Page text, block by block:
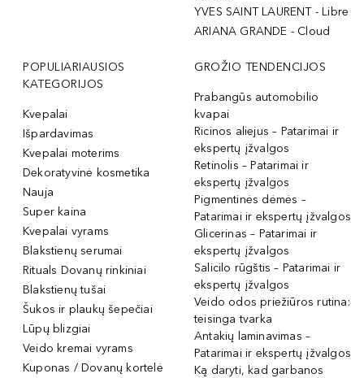
YVES SAINT LAURENT - Libre
ARIANA GRANDE - Cloud
POPULIARIAUSIOS
KATEGORIJOS
Kvepalai
Išpardavimas
Kvepalai moterims
Dekoratyvinė kosmetika
Nauja
Super kaina
Kvepalai vyrams
Blakstienų serumai
Rituals Dovanų rinkiniai
Blakstienų tušai
Šukos ir plaukų šepečiai
Lūpų blizgiai
Veido kremai vyrams
Kuponas / Dovanų kortelė
GROŽIO TENDENCIJOS
Prabangūs automobilio
kvapai
Ricinos aliejus – Patarimai ir
ekspertų įžvalgos
Retinolis – Patarimai ir
ekspertų įžvalgos
Pigmentinės dėmės –
Patarimai ir ekspertų įžvalgos
Glicerinas – Patarimai ir
ekspertų įžvalgos
Salicilo rūgštis – Patarimai ir
ekspertų įžvalgos
Veido odos priežiūros rutina:
teisinga tvarka
Antakių laminavimas –
Patarimai ir ekspertų įžvalgos
Ką daryti, kad garbanos